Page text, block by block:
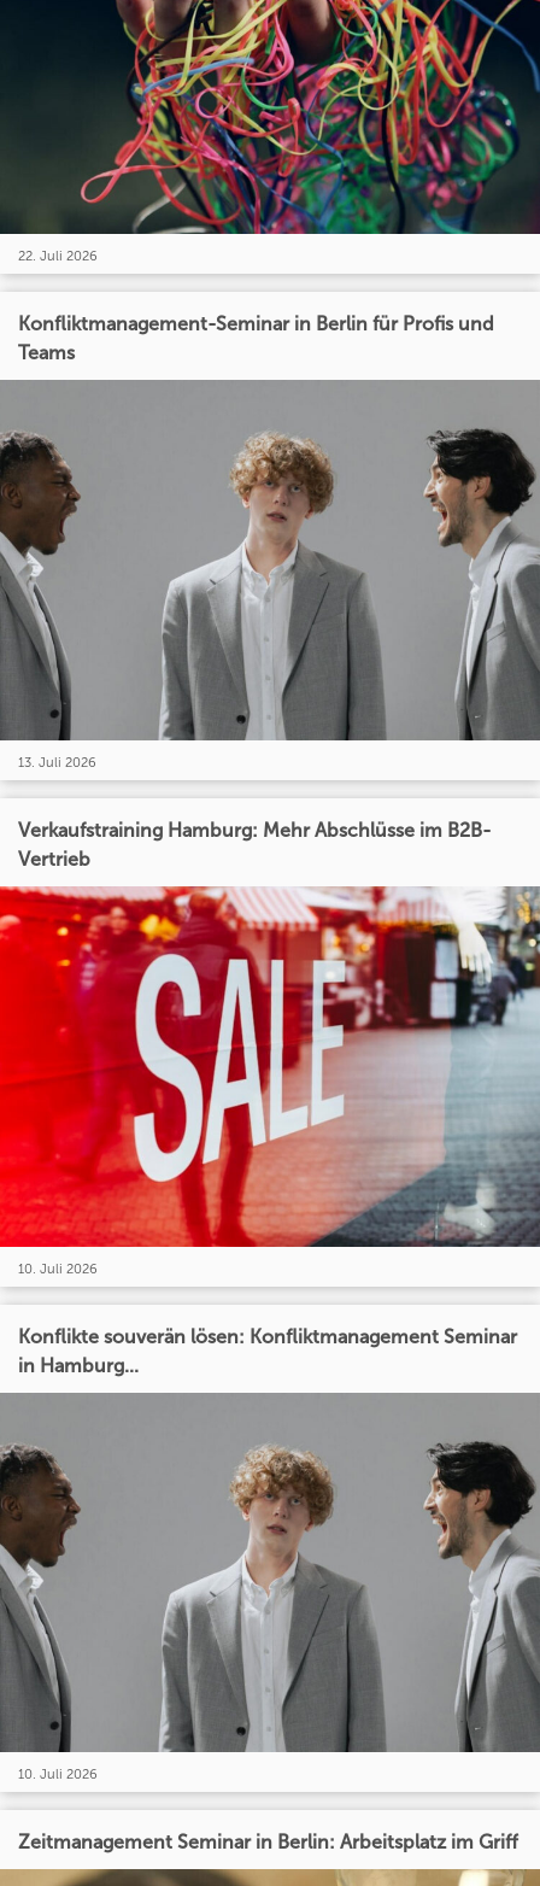
22. Juli 2026
Konfliktmanagement-Seminar in Berlin für Profis und
Teams
13. Juli 2026
Verkaufstraining Hamburg: Mehr Abschlüsse im B2B-
Vertrieb
10. Juli 2026
Konflikte souverän lösen: Konfliktmanagement Seminar
in Hamburg...
10. Juli 2026
Zeitmanagement Seminar in Berlin: Arbeitsplatz im Griff